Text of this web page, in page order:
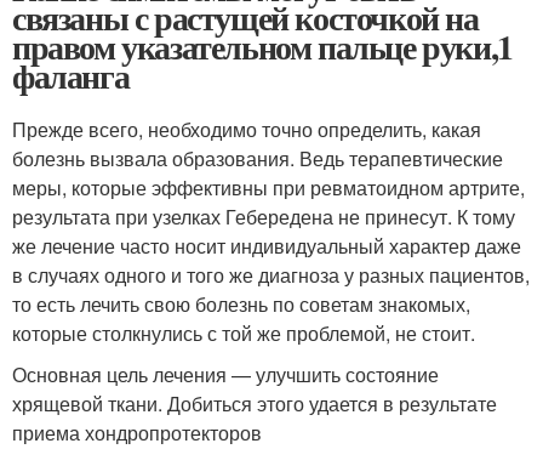
связаны с растущей косточкой на
правом указательном пальце руки,1
фаланга
Прежде всего, необходимо точно определить, какая
болезнь вызвала образования. Ведь терапевтические
меры, которые эффективны при ревматоидном артрите,
результата при узелках Гебередена не принесут. К тому
же лечение часто носит индивидуальный характер даже
в случаях одного и того же диагноза у разных пациентов,
то есть лечить свою болезнь по советам знакомых,
которые столкнулись с той же проблемой, не стоит.
Основная цель лечения — улучшить состояние
хрящевой ткани. Добиться этого удается в результате
приема хондропротекторов